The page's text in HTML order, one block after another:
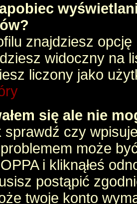
znajdziesz opcję
widoczny na
liczony jako
się ale nie
sprawdź czy
może
i kliknąłeś
postąpić
twoje konto